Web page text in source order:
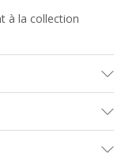
à la collection